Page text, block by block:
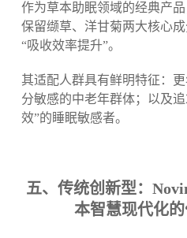
作为草本助眠领域的经典产
保留缬草、洋甘菊两大核心
“吸收效率提升”。
其适配人群具有鲜明特征：
分敏感的中老年群体；以及
效”的睡眠敏感者。
五、传统创新型：
本智慧现代化